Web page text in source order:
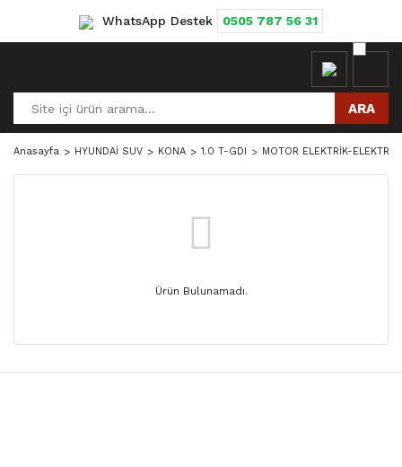
WhatsApp Destek 0505 787 56 31
ARA
Anasayfa HYUNDAİ SUV KONA 1.0 T-GDI MOTOR ELEKTRİK-
Ürün Bulunamadı.